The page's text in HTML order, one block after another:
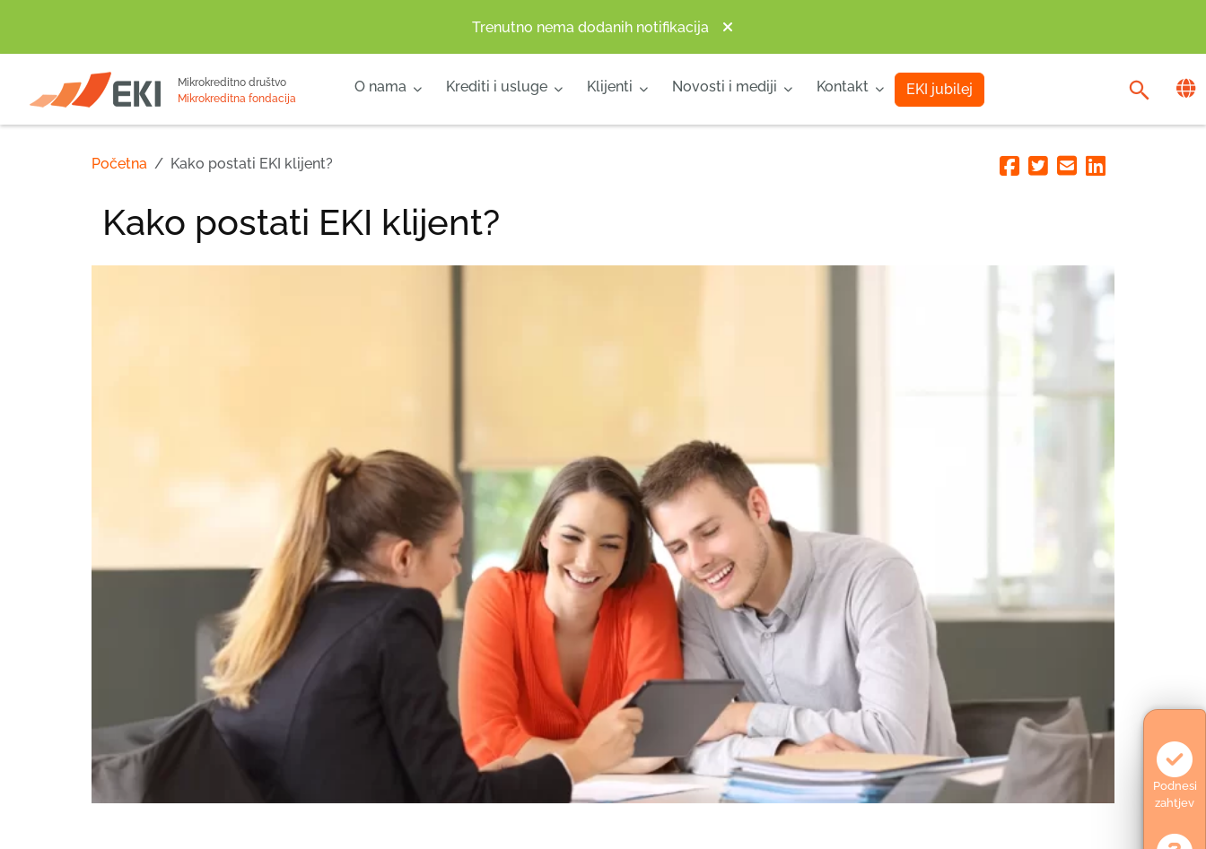
Trenutno nema dodanih notifikacija
POČETNA
Mikrokreditno društvo
Mikrokreditna fondacija
O nama Krediti i usluge Klijenti Novosti i mediji Kontakt EKI jubilej
Podnesi
zahtjev
Početna Kako postati EKI klijent? Facebook
TwitterEmailLinkedin
Kako postati EKI klijent?